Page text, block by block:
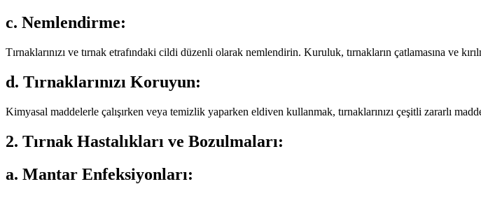
c. Nemlendirme:
Tırnaklarınızı ve tırnak etrafındaki cildi düzenli olarak nemlendirin. Kuruluk, tırnakların çatlamasına ve
d. Tırnaklarınızı Koruyun:
Kimyasal maddelerle çalışırken veya temizlik yaparken eldiven kullanmak, tırnaklarınızı çeşitli zararlı
2. Tırnak Hastalıkları ve Bozulmaları:
a. Mantar Enfeksiyonları: